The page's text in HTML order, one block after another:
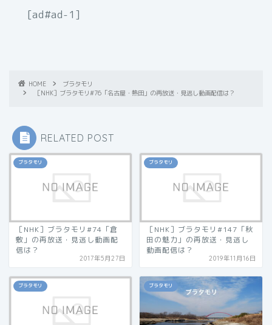
[ad#ad-1]
HOME
ブラタモリ
［NHK］ブラタモリ#76「名古屋・熱田」の再放送・見逃し動画配信は？
RELATED POST
ブラタモリ
［NHK］ブラタモリ#74「倉
敷」の再放送・見逃し動画配
信は？
2017年5月27日
ブラタモリ
［NHK］ブラタモリ#147「秋
田の魅力」の再放送・見逃し
動画配信は？
2019年11月16日
ブラタモリ ブラタモリ